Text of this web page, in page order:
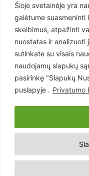
Šioje svetainėje yra
galėtume
skelbimus, atpažinti
nuostatas ir analizuoti
sutinkate su visais
naudojamų slapukų
pasirinkę "Slapukų
puslapyje . Privatumo
Teisėsauga
Aktualu
Lietuva
Pasaulis
Статьи на русском
Articles in english
Copyright © 2026
Kontaktai Prenumerata